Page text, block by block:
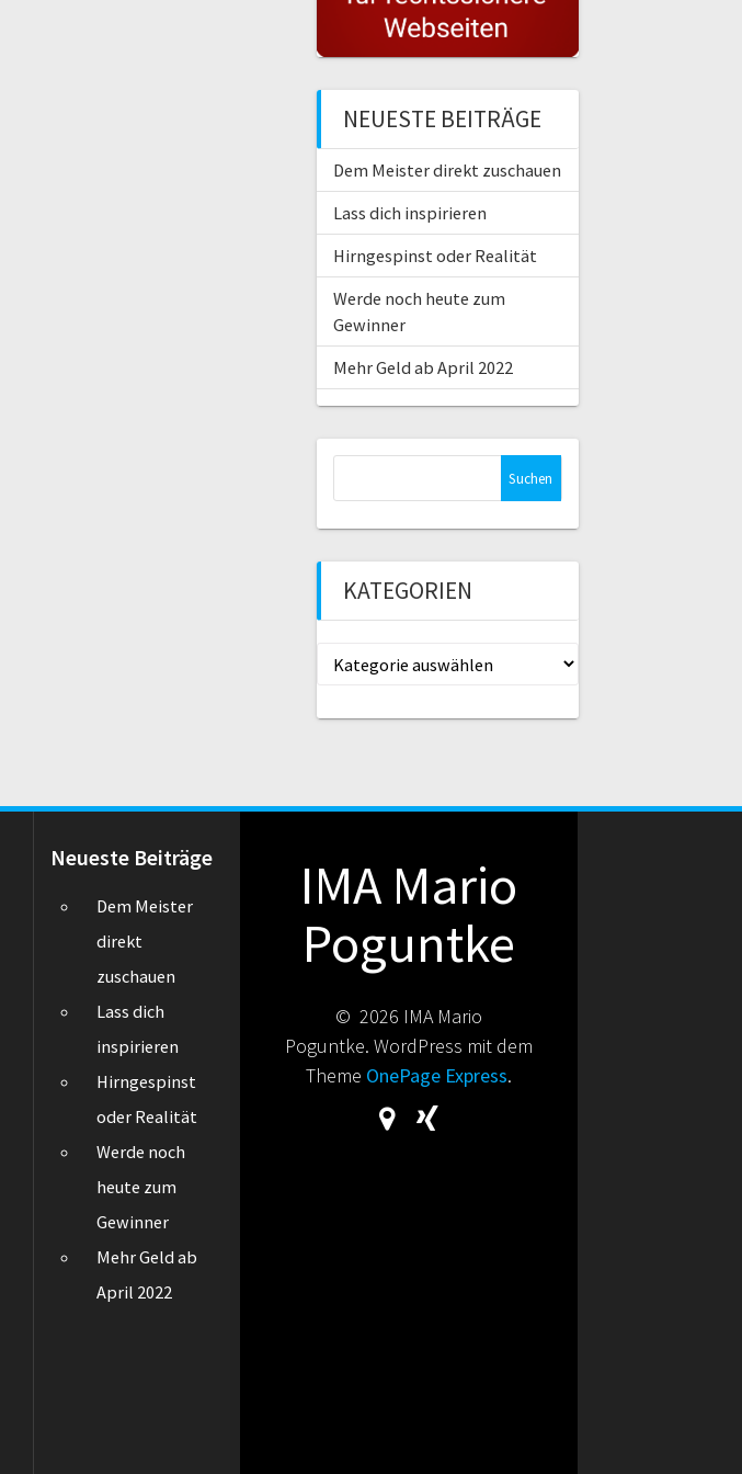
NEUESTE BEITRÄGE
Dem Meister direkt zuschauen
Lass dich inspirieren
Hirngespinst oder Realität
Werde noch heute zum
Gewinner
Mehr Geld ab April 2022
KATEGORIEN
Kategorien
Neueste Beiträge
Dem Meister
direkt
zuschauen
Lass dich
inspirieren
Hirngespinst
oder Realität
Werde noch
heute zum
Gewinner
Mehr Geld ab
April 2022
IMA Mario
Poguntke
© 2026 IMA Mario
Poguntke. WordPress mit dem
Theme OnePage Express.